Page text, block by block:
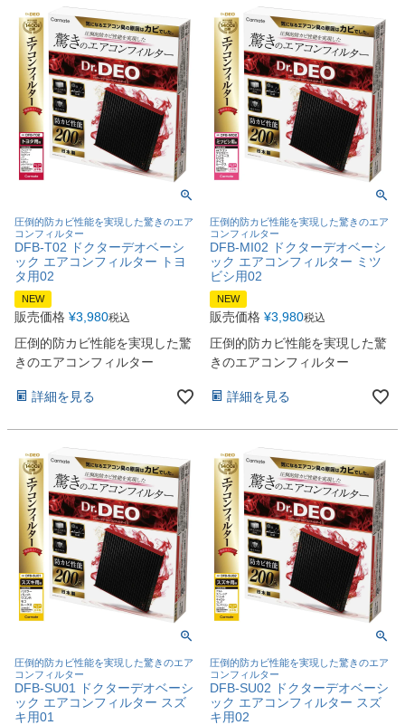
圧倒的防カビ性能を実現した驚きのエア
コンフィルター
DFB-T02 ドクターデオベーシ
ック エアコンフィルター トヨ
タ用02
NEW
販売価格 ¥3,980税込
圧倒的防カビ性能を実現した驚
きのエアコンフィルター
詳細を見る
圧倒的防カビ性能を実現した驚きのエア
コンフィルター
DFB-MI02 ドクターデオベーシ
ック エアコンフィルター ミツ
ビシ用02
NEW
販売価格 ¥3,980税込
圧倒的防カビ性能を実現した驚
きのエアコンフィルター
詳細を見る
圧倒的防カビ性能を実現した驚きのエア
コンフィルター
DFB-SU01 ドクターデオベーシ
ック エアコンフィルター スズ
キ用01
圧倒的防カビ性能を実現した驚きのエア
コンフィルター
DFB-SU02 ドクターデオベーシ
ック エアコンフィルター スズ
キ用02